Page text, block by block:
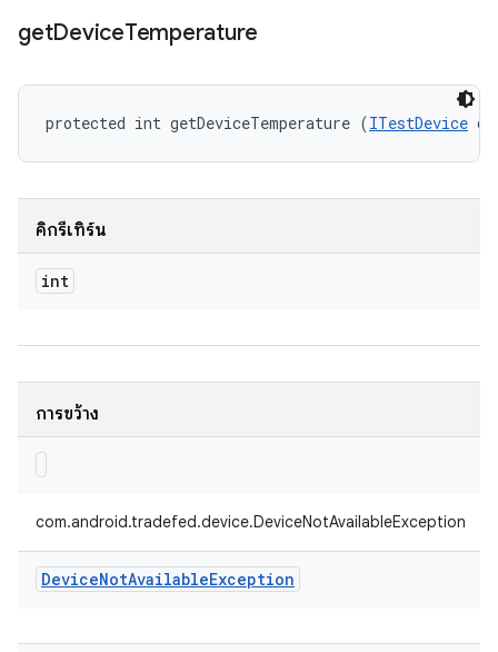
getDeviceTemperature
protected int getDeviceTemperature (ITestDevice
คิกรีเทิร์น
int
การขว้าง
com.android.tradefed.device.DeviceNotAvailableException
DeviceNotAvailableException